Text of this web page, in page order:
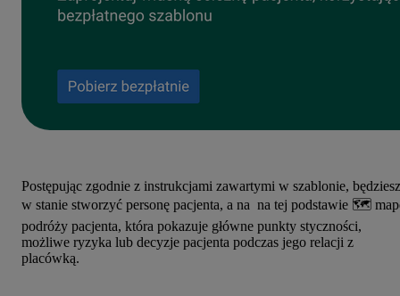
Postępując zgodnie z instrukcjami zawartymi w szablonie, będziesz
w stanie stworzyć personę pacjenta, a na na tej podstawie 🗺️
podróży pacjenta, która pokazuje główne punkty styczności,
możliwe ryzyka lub decyzje pacjenta podczas jego relacji z
placówką.